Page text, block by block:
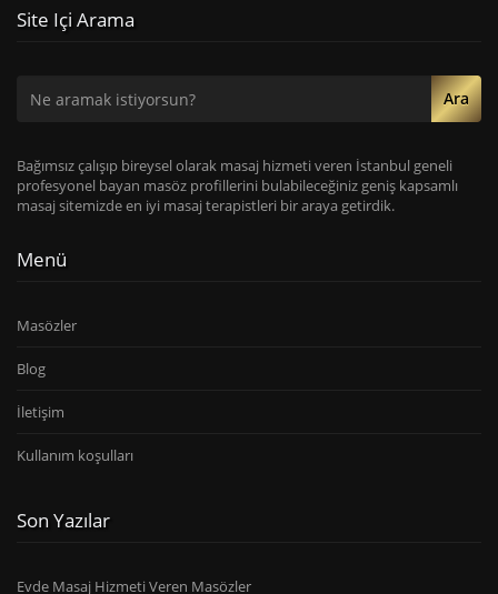
Site Içi Arama
Ara
Bağımsız çalışıp bireysel olarak masaj hizmeti veren İstanbul geneli
profesyonel bayan masöz profillerini bulabileceğiniz geniş kapsamlı
masaj sitemizde en iyi masaj terapistleri bir araya getirdik.
Menü
Masözler
Blog
İletişim
Kullanım koşulları
Son Yazılar
Evde Masaj Hizmeti Veren Masözler